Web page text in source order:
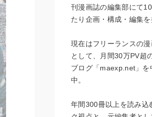
刊漫画誌の編集部にて
たり企画・構成・編集を
現在はフリーランスの
として、月間30万PV超
ブログ「maexp.net」を
中。
年間300冊以上を読み込